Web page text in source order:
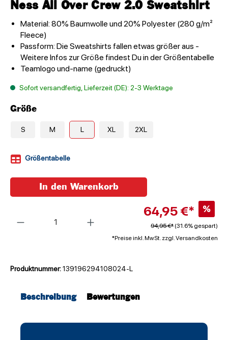
Ness All Over Crew 2.0 Sweatshirt
Material: 80% Baumwolle und 20% Polyester (280 g/m²
Fleece)
Passform: Die Sweatshirts fallen etwas größer aus -
Weitere Infos zur Größe findest Du in der Größentabelle
Teamlogo und-name (gedruckt)
Sofort versandfertig, Lieferzeit (DE): 2-3 Werktage
Größe
S M L XL 2XL
Größentabelle
64,95 €* %
94,95 €* (31.6% gespart)
*Preise inkl. MwSt. zzgl. Versandkosten
In den Warenkorb
Produktnummer:139196294108024-L
Beschreibung Bewertungen